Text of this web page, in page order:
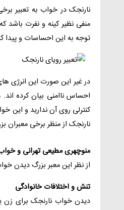
نارنجک در خواب به تعبیر
منفی نظیر کینه و نفرت
توجه به این احساسات و
در غیر این صورت این انرژی
احساس ناامنی بیان کرده
کنترلی روی آن ندارید و این
نارنجک از منظر برخی معبران
منوچهری مطیعی تهرانی و
از نظر این معبر بزرگ دیدن
تنش و اختلافات خانوادگی
دیدن خواب نارنجک برای زن